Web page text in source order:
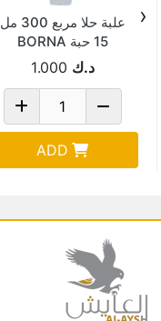
علبة حلا مربع 300 مل
15 حبة BORNA
د.ك 1.000
ADD
‹